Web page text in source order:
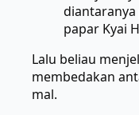
diantaranya
papar Kyai
Lalu beliau
membedakan
mal.